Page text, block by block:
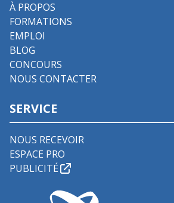
À PROPOS
FORMATIONS
EMPLOI
BLOG
CONCOURS
NOUS CONTACTER
SERVICE
NOUS RECEVOIR
ESPACE PRO
PUBLICITÉ